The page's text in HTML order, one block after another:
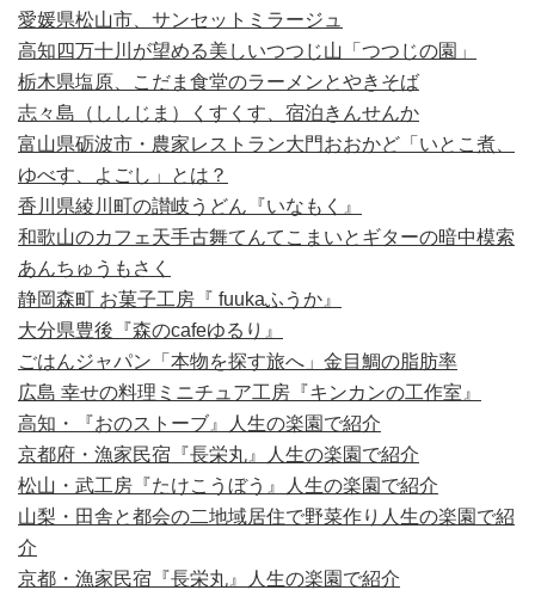
愛媛県松山市、サンセットミラージュ
高知四万十川が望める美しいつつじ山「つつじの園」
栃木県塩原、こだま食堂のラーメンとやきそば
志々島（ししじま）くすくす、宿泊きんせんか
富山県砺波市・農家レストラン大門おおかど「いとこ煮、
ゆべす、よごし」とは？
香川県綾川町の讃岐うどん『いなもく』
和歌山のカフェ天手古舞てんてこまいとギターの暗中模索
あんちゅうもさく
静岡森町 お菓子工房『 fuukaふうか』
大分県豊後『森のcafeゆるり』
ごはんジャパン「本物を探す旅へ」金目鯛の脂肪率
広島 幸せの料理ミニチュア工房『キンカンの工作室』
高知・『おのストーブ』人生の楽園で紹介
京都府・漁家民宿『長栄丸』人生の楽園で紹介
松山・武工房『たけこうぼう』人生の楽園で紹介
山梨・田舎と都会の二地域居住で野菜作り人生の楽園で紹
介
京都・漁家民宿『長栄丸』人生の楽園で紹介